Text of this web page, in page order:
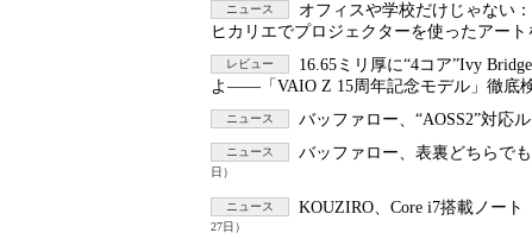
ニュース オフィスや学校だけじゃない：
ヒカリエでプロジェクターを使ったアート
レビュー 16.65ミリ厚に“4コア”Ivy
よ――「VAIO Z 15周年記念モデル」徹底
ニュース バッファロー、“AOSS2”対応
ニュース バッファロー、表裏どちらで
日）
ニュース KOUZIRO、Core i7搭載ノー
27日）